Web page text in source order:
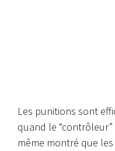
Les punitions sont
quand le
même montré que